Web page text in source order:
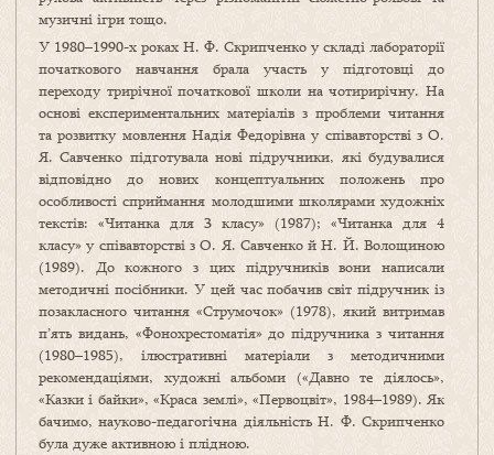
музичні ігри тощо.
У 1980–1990-х роках Н. Ф. Скрипченко у складі лабораторії
початкового навчання брала участь у підготовці до
переходу трирічної початкової школи на чотирирічну. На
основі експериментальних матеріалів з проблеми читання
та розвитку мовлення Надія Федорівна у співавторстві з О.
Я. Савченко підготувала нові підручники, які будувалися
відповідно до нових концептуальних положень про
особливості сприймання молодшими школярами художніх
текстів: «Читанка для 3 класу» (1987); «Читанка для 4
класу» у співавторстві з О. Я. Савченко й Н. Й. Волощиною
(1989). До кожного з цих підручників вони написали
методичні посібники. У цей час побачив світ підручник із
позакласного читання «Струмочок» (1978), який витримав
п’ять видань, «Фонохрестоматія» до підручника з читання
(1980–1985), ілюстративні матеріали з методичними
рекомендаціями, художні альбоми («Давно те діялось»,
«Казки і байки», «Краса землі», «Первоцвіт», 1984–1989). Як
бачимо, науково-педагогічна діяльність Н. Ф. Скрипченко
була дуже активною і плідною.